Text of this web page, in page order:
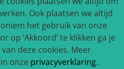
|Privacyverklaring| Website door
Ook plaatsen we altijd
het gebruik van onze
op ‘Akkoord’ te klikken ga je
deze cookies. Meer
onze privacyverklaring.